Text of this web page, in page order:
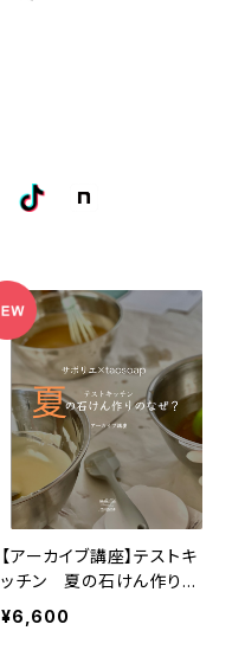
【アーカイブ講座】テストキ
ッチン 夏の石けん作りの
なぜ？
¥6,600